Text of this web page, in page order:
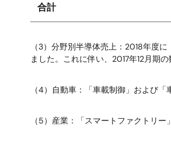
合計
（3）分野別半導体売上：2018年度
ました。これに伴い、2017年12月期
（4）自動車：「車載制御」および
（5）産業：「スマートファクトリ